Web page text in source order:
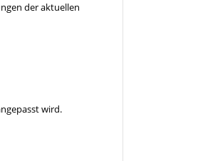
der aktuellen
wird.